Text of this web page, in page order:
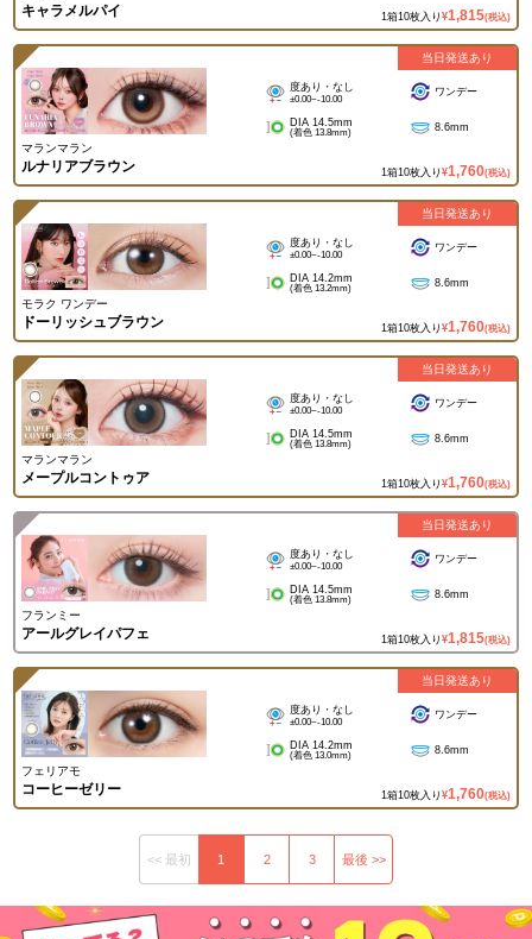
キャラメルパイ 1箱10枚入り ¥1,815(税込)
マランマラン
ルナリアブラウン
度あり・なし
±0.00~-10.00
ワンデー
DIA 14.5mm
(着色 13.8mm) 8.6mm
1箱10枚入り ¥1,760(税込)
当日発送あり
モラク ワンデー
ドーリッシュブラウン
度あり・なし
±0.00~-10.00
ワンデー
DIA 14.2mm
(着色 13.2mm) 8.6mm
1箱10枚入り ¥1,760(税込)
当日発送あり
マランマラン
メープルコントゥア
度あり・なし
±0.00~-10.00
ワンデー
DIA 14.5mm
(着色 13.8mm) 8.6mm
1箱10枚入り ¥1,760(税込)
当日発送あり
フランミー
アールグレイパフェ
度あり・なし
±0.00~-10.00
ワンデー
DIA 14.5mm
(着色 13.8mm) 8.6mm
1箱10枚入り ¥1,815(税込)
当日発送あり
フェリアモ
コーヒーゼリー
度あり・なし
±0.00~-10.00
ワンデー
DIA 14.2mm
(着色 13.0mm) 8.6mm
1箱10枚入り ¥1,760(税込)
当日発送あり
<< 最初 1 2 3 最後 >>